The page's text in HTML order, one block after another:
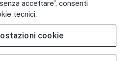
accettare”, consenti
tecnici.
cookie